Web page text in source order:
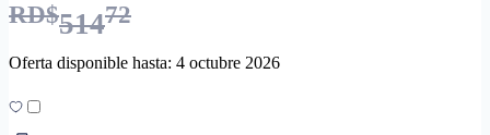
RD$51472
Oferta disponible hasta: 4 octubre 2026